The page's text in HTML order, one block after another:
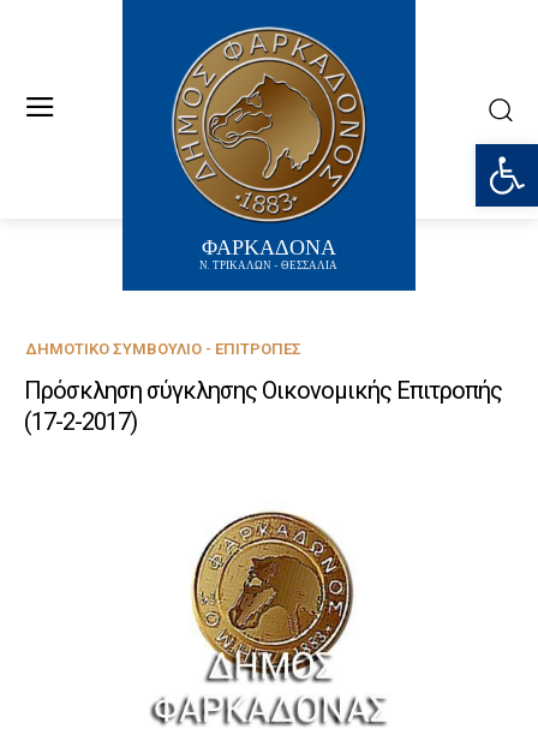
ΦΑΡΚΑΔΟΝΑ
Ν. ΤΡΙΚΑΛΩΝ - ΘΕΣΣΑΛΙΑ
ΔΗΜΟΤΙΚΌ ΣΥΜΒΟΎΛΙΟ - ΕΠΙΤΡΟΠΈΣ
Πρόσκληση σύγκλησης Οικονομικής Επιτροπής
(17-2-2017)